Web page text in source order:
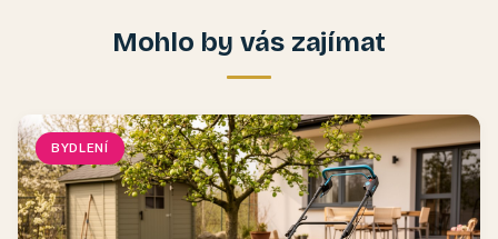
Mohlo by vás zajímat
BYDLENÍ